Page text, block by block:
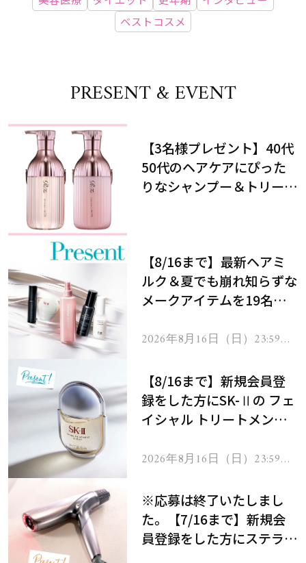
ベストコスメ
PRESENT & EVENT
【3名様プレゼント】40代
50代のヘアケアにぴった
りなシャンプー＆トリート
【8/16まで】最新ヘアミ
ルク＆夏でも崩れ知らずな
メークアイテムを19名様
2026年8月16日（日）23:59ま
【8/16まで】新規会員登
録をした方にSK-Ⅱの フェ
イシャル トリートメント
2026年8月16日（日）23:59ま
※応募は終了いたしまし
た。【7/16まで】新規会
員登録をした方にステラボ